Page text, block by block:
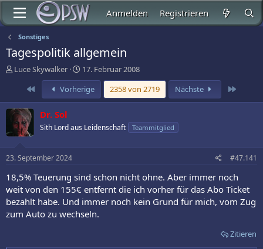
Anmelden Registrieren
Sonstiges
Tagespolitik allgemein
E
t
e
l
l
Luce Skywalker
E
r
s
t
m
17. Februar 2008
Erste
Vorherige 2358 von 2719 Nächste
Dr. Sol
Sith Lord aus Leidenschaft Teammitglied
23. September 2024 #47.141
18,5% Teuerung sind schon nicht ohne. Aber immer noch
weit von den 155€ entfernt die ich vorher für das Abo Ticket
bezahlt habe. Und immer noch kein Grund für mich, vom Zug
zum Auto zu wechseln.
Zitieren